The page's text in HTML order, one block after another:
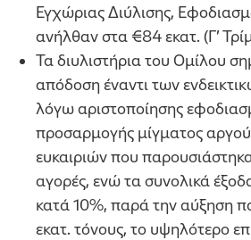
Εγχώριας Διύλισης,
ανήλθαν στα €84 εκατ. (Γ’
Τα διυλιστήρια του Ομίλου
απόδοση έναντι των
λόγω αριστοποίησης
προσαρμογής μίγματος
ευκαιριών που
αγορές, ενώ τα συνολικά
κατά 10%, παρά την αύξηση
εκατ. τόνους, το υψηλότερο